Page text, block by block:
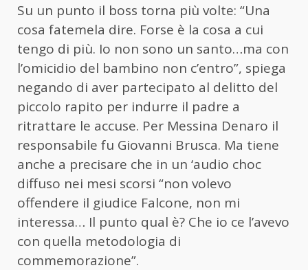
Su un punto il boss torna più volte: “Una
cosa fatemela dire. Forse è la cosa a cui
tengo di più. Io non sono un santo…ma con
l’omicidio del bambino non c’entro”, spiega
negando di aver partecipato al delitto del
piccolo rapito per indurre il padre a
ritrattare le accuse. Per Messina Denaro il
responsabile fu Giovanni Brusca. Ma tiene
anche a precisare che in un ‘audio choc
diffuso nei mesi scorsi “non volevo
offendere il giudice Falcone, non mi
interessa… Il punto qual è? Che io ce l’avevo
con quella metodologia di
commemorazione”.